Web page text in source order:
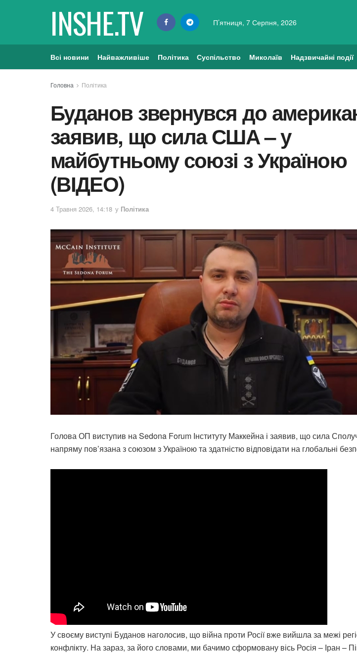
INSHE.TV П’ятниця, 7 Серпня, 2026
Всі новини Найважливіше Політика Суспільство Миколаїв Надзвичайні події
Головна Політика
Буданов звернувся до
заявив, що сила США – у
майбутньому союзі з Україною
(ВІДЕО)
4 Травня 2026, 14:18 у Політика
Голова ОП виступив на Sedona Forum Інституту Маккейна і заявив, що сила
напряму пов’язана з союзом з Україною та здатністю відповідати на глобальні
У своєму виступі Буданов наголосив, що війна проти Росії вже вийшла за межі
конфлікту. На зараз, за його словами, ми бачимо сформовану вісь Росія – Іран –